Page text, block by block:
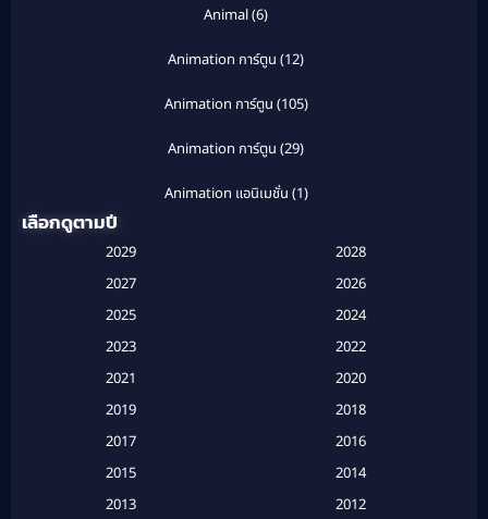
Animal(6)
Animation การ์ตูน (12)
Animation การ์ตูน (105)
Animation การ์ตูน (29)
Animation แอนิเมชั่น (1)
Based on a True Story สร้างจากเรื่องจริง(2)
Based on a True Story เรื่องจริง (16)
เลือกดูตามปี
2029
2028
2027
2026
2025
2024
2023
2022
2021
2020
2019
2018
2017
2016
2015
2014
2013
2012